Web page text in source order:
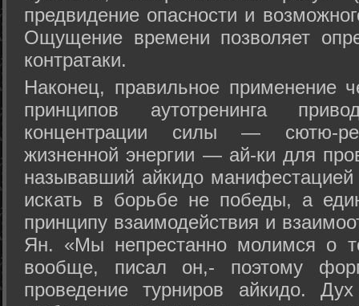
предвидение опасности и
Ощущение времени позволяет
контратаки.
Наконец, правильное применение
принципов аутотренинга
концентрации силы — сютю-
жизненной энергии — ай-ки для
называвший айкидо
искать в борьбе не победы, а
принципу взаимодействия и
Ян. «Мы непрестанно молимся о
вообще, писал он,- поэтому
проведение турниров айкидо.